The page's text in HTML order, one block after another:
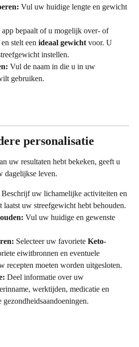
Vul uw huidige lengte en gewicht
app bepaalt of u mogelijk over- of
stelt een ideaal gewicht voor. U
instellen.
Vul de naam in die u in uw
gebruiken.
personalisatie
uw resultaten hebt bekeken, geeft u
dagelijkse leven.
Beschrijf uw lichamelijke activiteiten en
laatst uw streefgewicht hebt behouden.
Vul uw huidige en gewenste
Selecteer uw favoriete Keto-
eiwitbronnen en eventuele
recepten moeten worden uitgesloten.
Deel informatie over uw
werktijden, medicatie en
gezondheidsaandoeningen.